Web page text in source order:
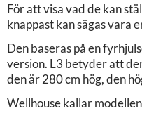
För att visa vad de kan
knappast kan sägas vara
Den baseras på en
version. L3 betyder att
den är 280 cm hög, den
Wellhouse kallar